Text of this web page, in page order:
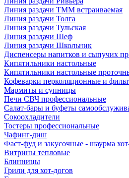
Линия раздачи ТММ встраиваемая
Линия раздачи Толга
Линия раздачи Тульская
Линия раздачи Шеф
Линия раздачи Школьник
Диспенсеры напитков и сыпучих
Кипятильники настольные
Кипятильники настольные
Кофеварки перколяционные и
Мармиты и супницы
Печи СВЧ профессиональные
Салат-бары и буфеты
Сокоохладители
Тостеры профессиональные
Чафинг-диш
Фаст-фуд и закусочные - шаурма
Витрины тепловые
Блинницы
Грили для хот-догов